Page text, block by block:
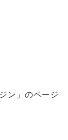
ン」のページ